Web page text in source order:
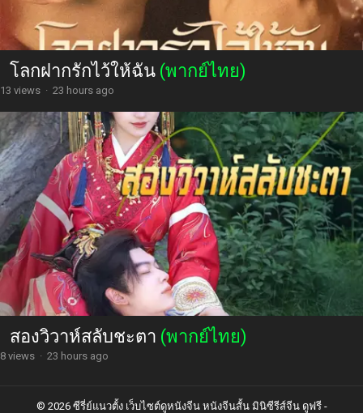
โลกฝากรักไว้ให้ฉัน (พากย์ไทย)
13 views · 23 hours ago
สองวิวาห์สลับชะตา (พากย์ไทย)
8 views · 23 hours ago
© 2026 ซีรี่ย์แนวตั้ง เว็บไซต์ดูหนังจีน หนังจีนสั้น มินิซีรีส์จีน ดูฟรี -